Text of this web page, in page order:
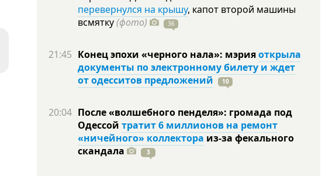
перевернулся на крышу, капот второй машины
всмятку(фото) 36
21:45 Конец эпохи «черного нала»: мэрияоткрыла
документы по электронному билету и ждет
от одесситов предложений
10
20:04 После «волшебного пенделя»: громада под
Одессой тратит 6 миллионов на ремонт
«ничейного» коллектора из-за фекального
скандала
3